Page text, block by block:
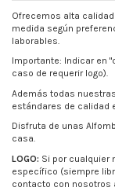
Ofrecemos alta
medida según
laborables.
Importante: Indicar en
caso de requerir logo).
Además todas
estándares de calidad
Disfruta de unas
casa.
LOGO: Si por cualquier
específico (siempre
contacto con nosotros